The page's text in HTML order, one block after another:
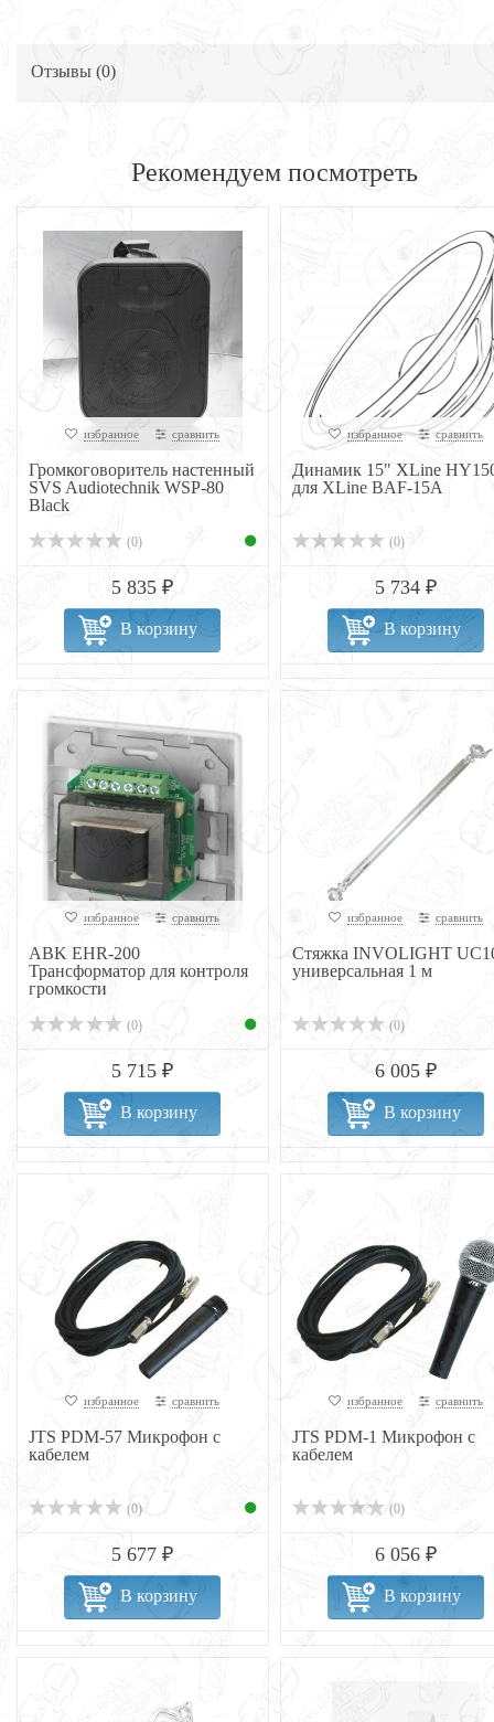
Отзывы (0)
Рекомендуем посмотреть
избранное сравнить
Громкоговоритель настенный
SVS Audiotechnik WSP-80
Black
(0)
5 835 ₽
В корзину
избранное сравнить
Динамик 15" XLine
для XLine BAF-15A
(0)
5 734 ₽
В корзину
избранное сравнить
ABK EHR-200
Трансформатор для контроля
громкости
(0)
5 715 ₽
В корзину
избранное сравнить
Стяжка INVOLIGHT
универсальная 1 м
(0)
6 005 ₽
В корзину
избранное сравнить
JTS PDM-57 Микрофон с
кабелем
(0)
5 677 ₽
В корзину
избранное сравнить
JTS PDM-1 Микрофон с
кабелем
(0)
6 056 ₽
В корзину